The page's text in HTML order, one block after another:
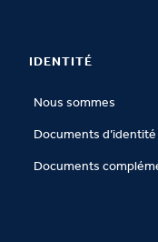
IDENTITÉ
Nous sommes
Documents d’identité
Documents